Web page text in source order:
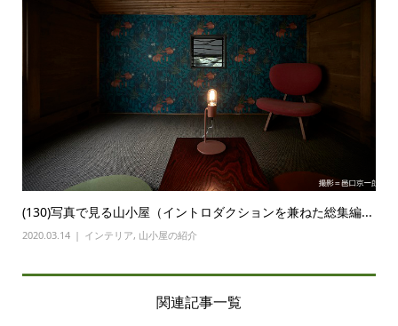
(130)写真で見る山小屋（イントロダクションを兼ねた総集編...
2020.03.14 インテリア, 山小屋の紹介
関連記事一覧